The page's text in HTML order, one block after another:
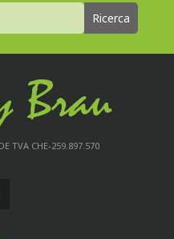
TVA CHE-259.897.570